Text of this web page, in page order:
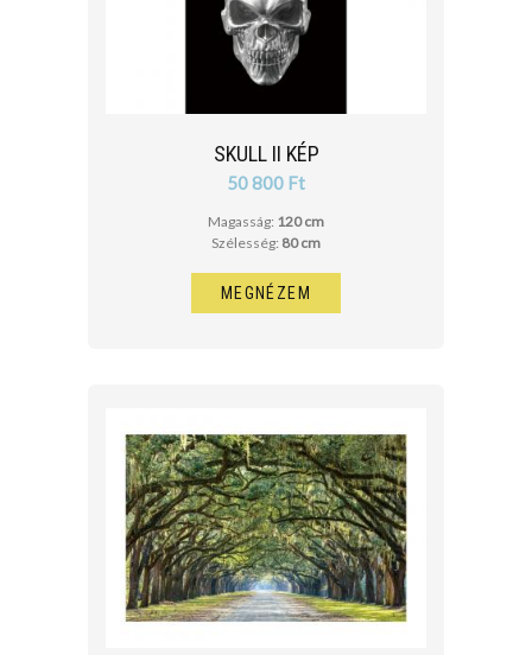
SKULL II KÉP
50 800 Ft
Magasság: 120 cm
Szélesség: 80 cm
MEGNÉZEM